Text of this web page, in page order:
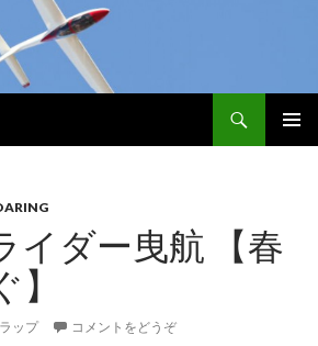
イダー曳航 【春
ップ コメントをどうぞ